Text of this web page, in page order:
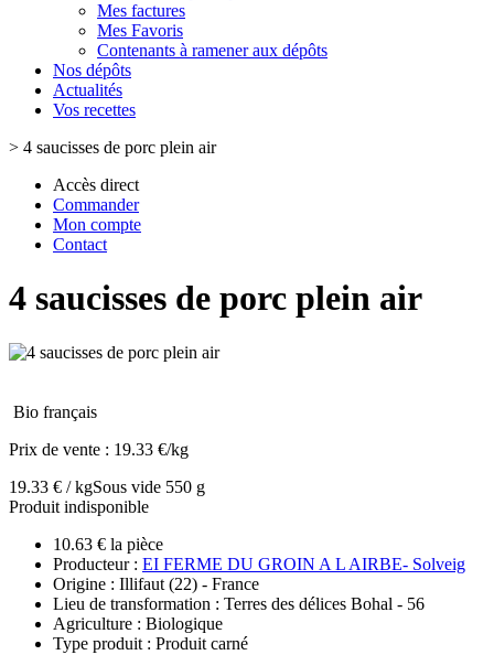
Mes factures
Mes Favoris
Contenants à ramener aux dépôts
Nos dépôts
Actualités
Vos recettes
> 4 saucisses de porc plein air
Accès direct
Commander
Mon compte
Contact
4 saucisses de porc plein air
Bio français
Prix de vente : 19.33 €/kg
19.33 € / kgSous vide 550 g
Produit indisponible
10.63 € la pièce
Producteur : EI FERME DU GROIN A L AIRBE- Solveig
Origine : Illifaut (22) - France
Lieu de transformation : Terres des délices Bohal - 56
Agriculture : Biologique
Type produit : Produit carné